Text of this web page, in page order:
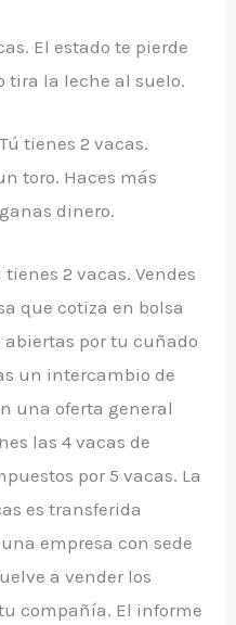
El estado te pierde
tira la leche al suelo.
Tú tienes 2 vacas.
toro. Haces más
dinero.
tienes 2 vacas. Vendes
que cotiza en bolsa
por tu cuñado
un intercambio de
una oferta general
las 4 vacas de
por 5 vacas. La
es transferida
empresa con sede
a vender los
compañía. El informe